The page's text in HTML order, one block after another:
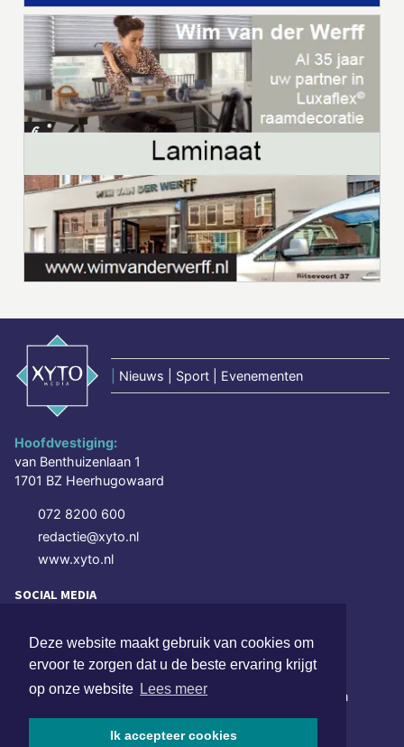
Deze website maakt gebruik van cookies om
ervoor te zorgen dat u de beste ervaring krijgt
op onze website Lees meer
Ik accepteer cookies
Nieuws | Sport | Evenementen
Hoofdvestiging:
van Benthuizenlaan 1
1701 BZ Heerhugowaard
072 8200 600
redactie@xyto.nl
www.xyto.nl
SOCIAL MEDIA
NIEUWSBRIEF AANMELDEN
Schrijf je in voor onze nieuwsbrief en krijg wekelijks een
samenvatting van alle gebeurtenissen uit jouw regio.